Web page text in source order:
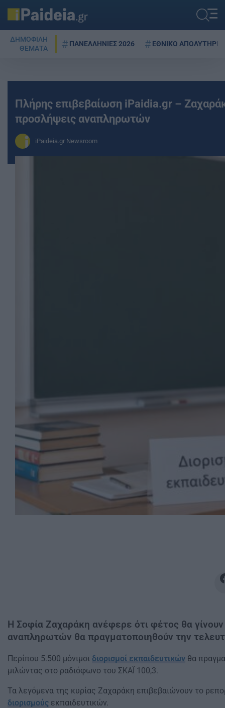
ΔΗΜΟΦΙΛΗ
ΘΕΜΑΤΑ
ΠΑΝΕΛΛΗΝΙΕΣ 2026 ΕΘΝΙΚΟ ΑΠΟΛΥΤΗΡΙΟ
Πλήρης επιβεβαίωση iPaidia.gr –
προσλήψεις αναπληρωτών
iPaideia.gr Newsroom
Η Σοφία Ζαχαράκη ανέφερε ότι φέτος θα
αναπληρωτών θα πραγματοποιηθούν την
Περίπου 5.500 μόνιμοι διορισμοί εκπαιδευτικών θα
μιλώντας στο ραδιόφωνο του ΣΚΑΪ 100,3.
Τα λεγόμενα της κυρίας Ζαχαράκη επιβεβαιώνουν το
διορισμούς εκπαιδευτικών.